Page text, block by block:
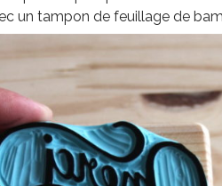
un tampon de feuillage de